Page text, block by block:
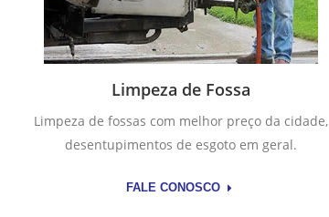
Limpeza de Fossa
Limpeza de fossas com melhor preço da cidade,
desentupimentos de esgoto em geral.
FALE CONOSCO